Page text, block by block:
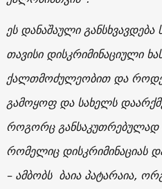
ეს დანაშაული
თავისი დისკრიმინაციული
ქალთმოძულეობით და
გამოყოფ და სახელს
როგორც განსაკუთრებულად
რომელიც დისკრიმინაციას
– ამბობს ბაია პატარაია,